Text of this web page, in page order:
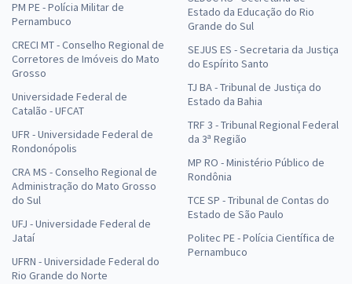
PM PE - Polícia Militar de
Pernambuco
CRECI MT - Conselho Regional de
Corretores de Imóveis do Mato
Grosso
Universidade Federal de
Catalão - UFCAT
UFR - Universidade Federal de
Rondonópolis
CRA MS - Conselho Regional de
Administração do Mato Grosso
do Sul
UFJ - Universidade Federal de
Jataí
UFRN - Universidade Federal do
Rio Grande do Norte
Estado da Educação do Rio
Grande do Sul
SEJUS ES - Secretaria da Justiça
do Espírito Santo
TJ BA - Tribunal de Justiça do
Estado da Bahia
TRF 3 - Tribunal Regional Federal
da 3ª Região
MP RO - Ministério Público de
Rondônia
TCE SP - Tribunal de Contas do
Estado de São Paulo
Politec PE - Polícia Científica de
Pernambuco